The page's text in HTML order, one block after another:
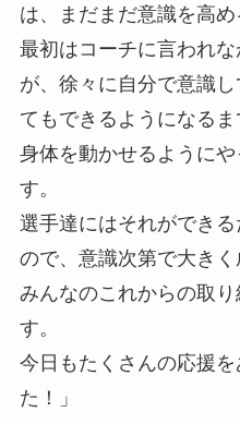
は、まだまだ意識を高め
最初はコーチに言われ
が、徐々に自分で意識
てもできるようになる
身体を動かせるように
す。
選手達にはそれができ
ので、意識次第で大きく
みんなのこれからの取
す。
今日もたくさんの応援
た！」